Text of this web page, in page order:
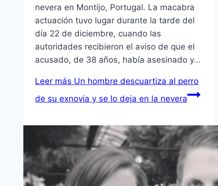
nevera en Montijo, Portugal. La macabra
actuación tuvo lugar durante la tarde del
día 22 de diciembre, cuando las
autoridades recibieron el aviso de que el
acusado, de 38 años, había asesinado y…
Leer más Un hombre descuartiza al perro
de su exnovia y se lo deja en la nevera